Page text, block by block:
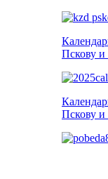
Пскову и
Пскову и